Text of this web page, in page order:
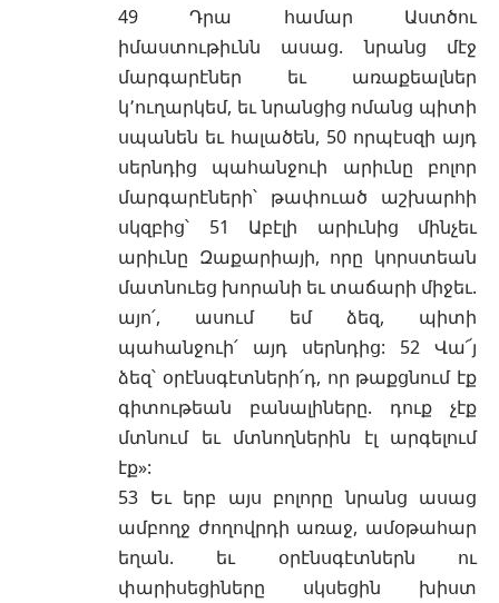
49 Դրա համար Աստծու
իմաստութիւնն ասաց. նրանց մէջ
մարգարէներ եւ առաքեալներ
կ՚ուղարկեմ, եւ նրանցից ոմանց պիտի
սպանեն եւ հալածեն, 50 որպէսզի այդ
սերնդից պահանջուի արիւնը բոլոր
մարգարէների՝ թափուած աշխարհի
սկզբից՝ 51 Աբէլի արիւնից մինչեւ
արիւնը Զաքարիայի, որը կորստեան
մատնուեց խորանի եւ տաճարի միջեւ.
այո՛, ասում եմ ձեզ, պիտի
պահանջուի՛ այդ սերնդից: 52 Վա՜յ
ձեզ՝ օրէնսգէտների՛դ, որ թաքցնում էք
գիտութեան բանալիները. դուք չէք
մտնում եւ մտնողներին էլ արգելում
էք»:
53 Եւ երբ այս բոլորը նրանց ասաց
ամբողջ ժողովրդի առաջ, ամօթահար
եղան. եւ օրէնսգէտներն ու
փարիսեցիները սկսեցին խիստ